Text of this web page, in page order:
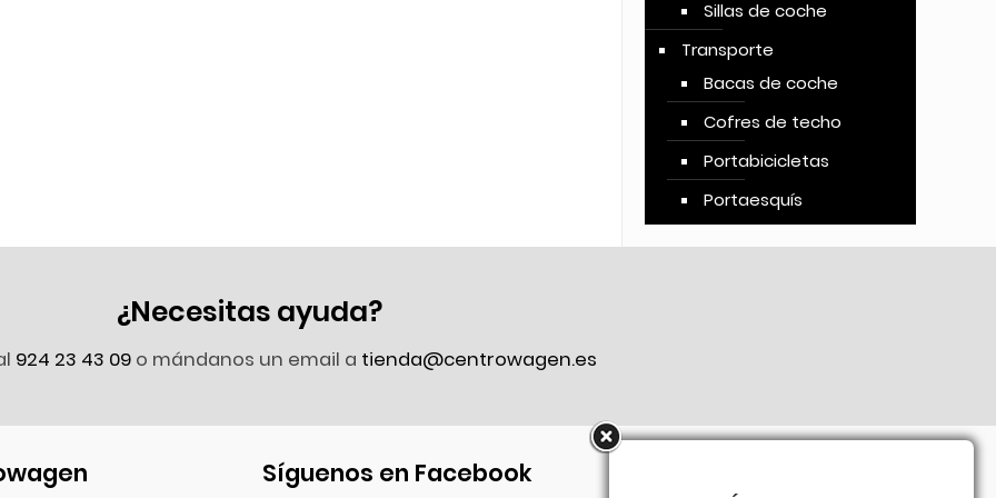
Sillas de coche
Transporte
Bacas de coche
Cofres de techo
Portabicicletas
Portaesquís
¿Necesitas ayuda?
924 23 43 09 o mándanos un email a tienda@centrowagen.es
Síguenos en Facebook